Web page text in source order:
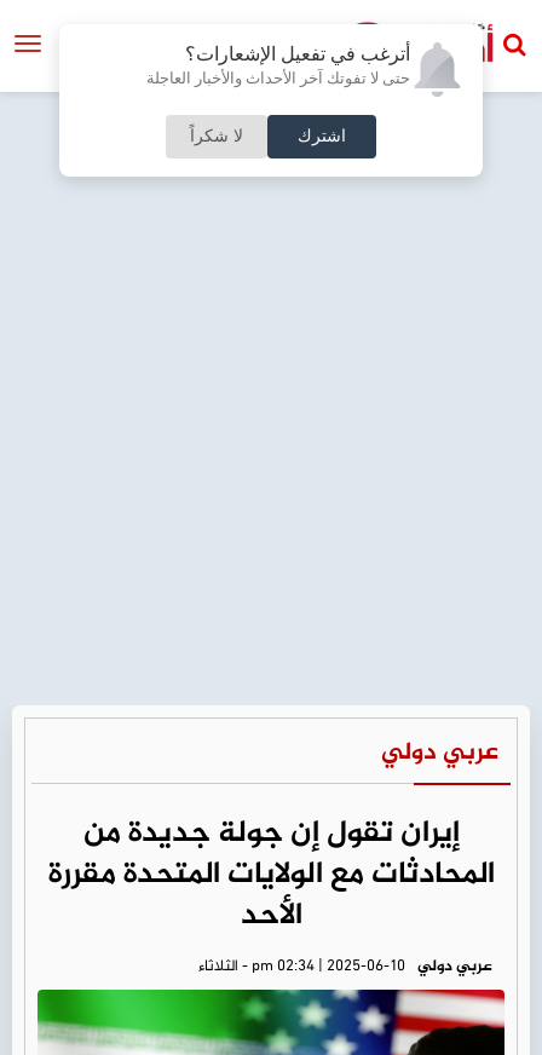
أترغب في تفعيل الإشعارات؟
حتى لا تفوتك آخر الأحداث والأخبار العاجلة
اشترك لا شكراً
عربي دولي
إيران تقول إن جولة جديدة من
المحادثات مع الولايات المتحدة مقررة
الأحد
عربي دولي pm 02:34 | 2025-06-10 - الثلاثاء